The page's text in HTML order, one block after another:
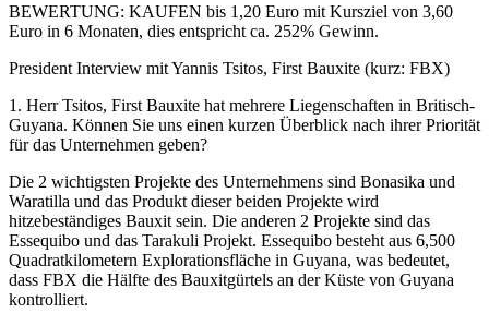
BEWERTUNG: KAUFEN bis 1,20 Euro mit Kursziel von 3,60
Euro in 6 Monaten, dies entspricht ca. 252% Gewinn.
President Interview mit Yannis Tsitos, First Bauxite (kurz: FBX)
1. Herr Tsitos, First Bauxite hat mehrere Liegenschaften in Britisch-
Guyana. Können Sie uns einen kurzen Überblick nach ihrer Priorität
für das Unternehmen geben?
Die 2 wichtigsten Projekte des Unternehmens sind Bonasika und
Waratilla und das Produkt dieser beiden Projekte wird
hitzebeständiges Bauxit sein. Die anderen 2 Projekte sind das
Essequibo und das Tarakuli Projekt. Essequibo besteht aus 6,500
Quadratkilometern Explorationsfläche in Guyana, was bedeutet,
dass FBX die Hälfte des Bauxitgürtels an der Küste von Guyana
kontrolliert.